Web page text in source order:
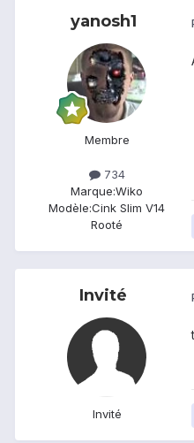
yanosh1
Membre
734
Marque:Wiko
Modèle:Cink Slim V14
Rooté
Invité
Invité